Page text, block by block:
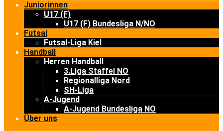
Juniorinnen
U17 (F)
U17 (F) Bundesliga N/NO
Futsal
Futsal-Liga Kiel
Handball
Herren Handball
3.Liga Staffel NO
Regionalliga Nord
SH-Liga
A-Jugend
A-Jugend Bundesliga NO
Über uns